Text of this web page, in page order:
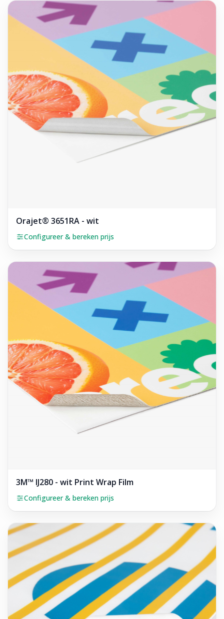
Orajet® 3651RA - wit
Configureer & bereken prijs
3M™ IJ280 - wit Print Wrap Film
Configureer & bereken prijs